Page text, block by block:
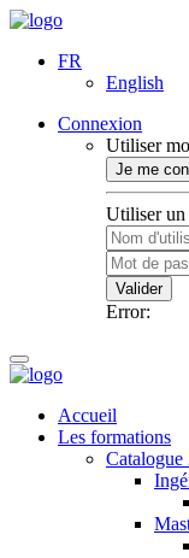
FR
English
Connexion
Utiliser
Je me
Utiliser un
Valider
Error:
Accueil
Les formations
Catalogue